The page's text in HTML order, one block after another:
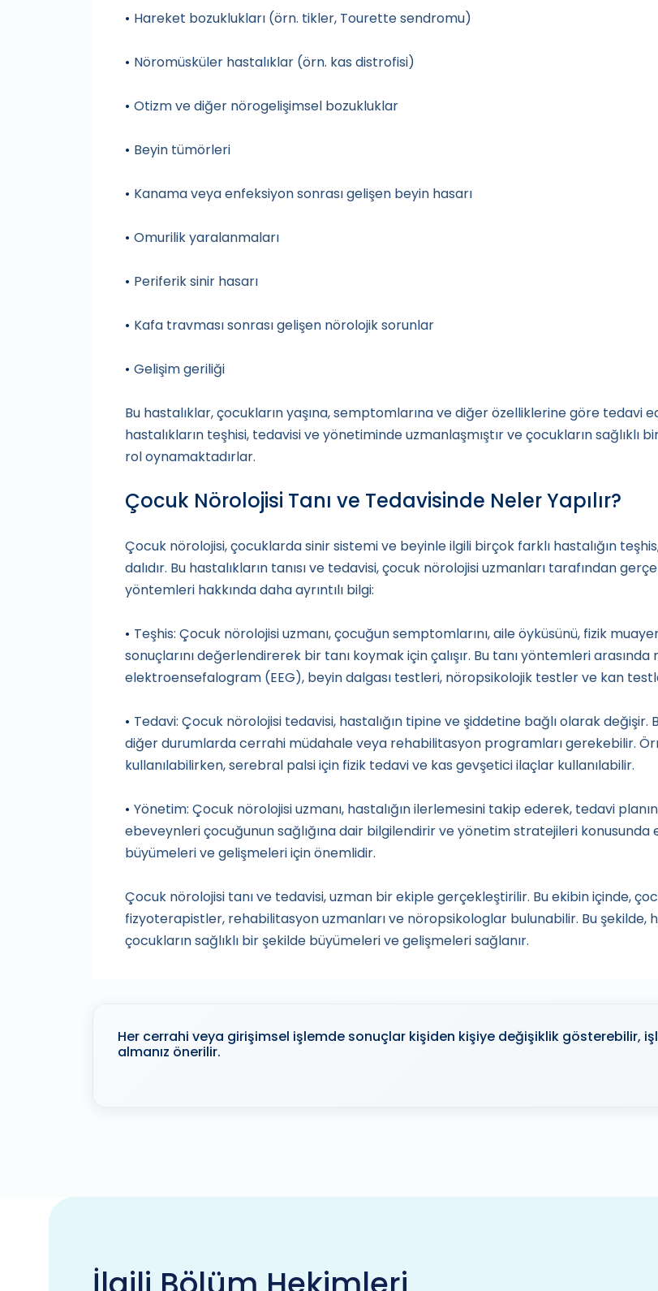
• Hareket bozuklukları (örn. tikler, Tourette sendromu)
• Nöromüsküler hastalıklar (örn. kas distrofisi)
• Otizm ve diğer nörogelişimsel bozukluklar
• Beyin tümörleri
• Kanama veya enfeksiyon sonrası gelişen beyin hasarı
• Omurilik yaralanmaları
• Periferik sinir hasarı
• Kafa travması sonrası gelişen nörolojik sorunlar
• Gelişim geriliği
Bu hastalıklar, çocukların yaşına, semptomlarına ve diğer özelliklerine göre tedavi
hastalıkların teşhisi, tedavisi ve yönetiminde uzmanlaşmıştır ve çocukların
rol oynamaktadırlar.
Çocuk Nörolojisi Tanı ve Tedavisinde Neler Yapılır?
Çocuk nörolojisi, çocuklarda sinir sistemi ve beyinle ilgili birçok farklı hastalığın
dalıdır. Bu hastalıkların tanısı ve tedavisi, çocuk nörolojisi uzmanları tarafından
yöntemleri hakkında daha ayrıntılı bilgi:
• Teşhis: Çocuk nörolojisi uzmanı, çocuğun semptomlarını, aile öyküsünü, fizik
sonuçlarını değerlendirerek bir tanı koymak için çalışır. Bu tanı yöntemleri
elektroensefalogram (EEG), beyin dalgası testleri, nöropsikolojik testler ve kan
• Tedavi: Çocuk nörolojisi tedavisi, hastalığın tipine ve şiddetine bağlı olarak
diğer durumlarda cerrahi müdahale veya rehabilitasyon programları gerekebilir.
kullanılabilirken, serebral palsi için fizik tedavi ve kas gevşetici ilaçlar kullanılabilir.
• Yönetim: Çocuk nörolojisi uzmanı, hastalığın ilerlemesini takip ederek, tedavi
ebeveynleri çocuğunun sağlığına dair bilgilendirir ve yönetim stratejileri konusunda
büyümeleri ve gelişmeleri için önemlidir.
Çocuk nörolojisi tanı ve tedavisi, uzman bir ekiple gerçekleştirilir. Bu ekibin içinde,
fizyoterapistler, rehabilitasyon uzmanları ve nöropsikologlar bulunabilir. Bu şekilde,
çocukların sağlıklı bir şekilde büyümeleri ve gelişmeleri sağlanır.
Her cerrahi veya girişimsel işlemde sonuçlar kişiden kişiye değişiklik gösterebilir,
almanız önerilir.